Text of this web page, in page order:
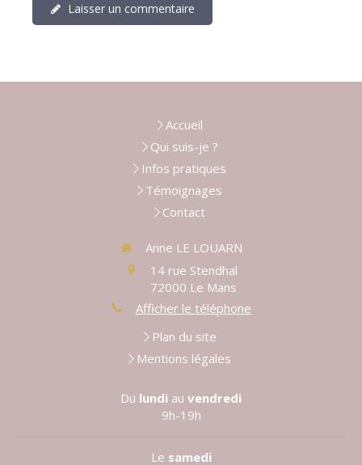
Laisser un commentaire
Accueil
Qui suis-je ?
Infos pratiques
Témoignages
Contact
Anne LE LOUARN
14 rue Stendhal
72000 Le Mans
Afficher le téléphone
Plan du site
Mentions légales
Du lundi au vendredi
9h-19h
Le samedi